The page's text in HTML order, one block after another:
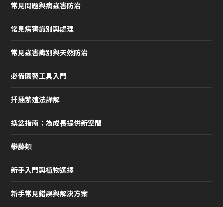
常見問題與病蟲害防治
常見病害識別與處理
常見蟲害識別與天然防治
必備園藝工具入門
扦插繁殖法詳解
換盆指南：為成長提供新空間
攀藤類
新手入門與植物選擇
新手常見錯誤與解決方案